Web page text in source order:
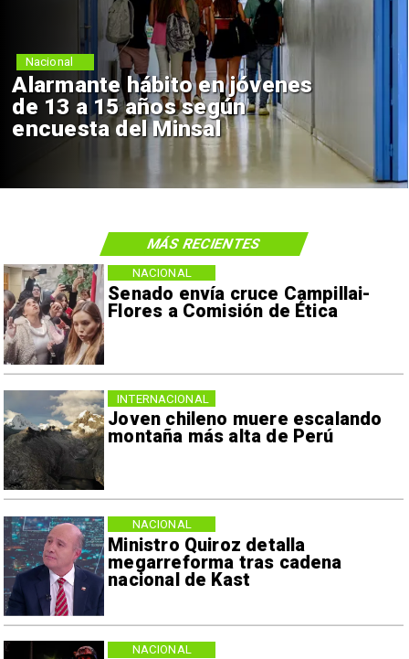
Alarmante hábito en jóvenes
de 13 a 15 años según
encuesta del Minsal
Nacional
Senado envía cruce Campillai-
Flores a Comisión de Ética
NACIONAL
Joven chileno muere escalando
montaña más alta de Perú
INTERNACIONAL
Ministro Quiroz detalla
megarreforma tras cadena
nacional de Kast
NACIONAL
NACIONAL
MÁS RECIENTES